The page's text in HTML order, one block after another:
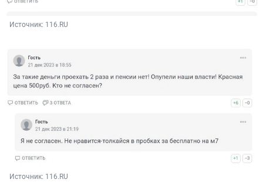
Источник: 116.RU
Источник: 116.RU